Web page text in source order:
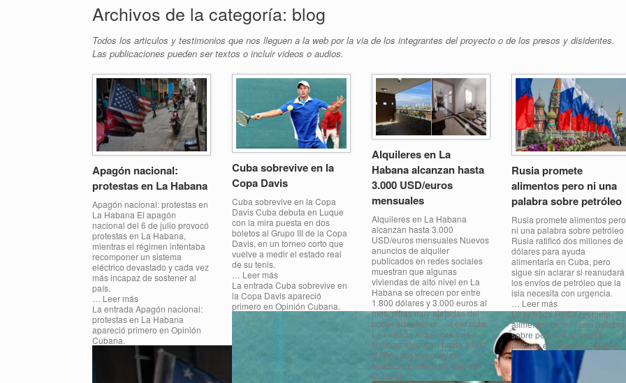
Archivos de la categoría: blog
Todos los articulos y testimonios que nos lleguen a la web por la via de los integrantes del proyecto o de los presos y disidentes.
Las publicaciones pueden ser textos o incluir videos o audios.
Apagón nacional:
protestas en La Habana
Apagón nacional: protestas en
La Habana El apagón
nacional del 6 de julio provocó
protestas en La Habana,
mientras el régimen intentaba
recomponer un sistema
eléctrico devastado y cada vez
más incapaz de sostener al
país.
… Leer más
La entrada Apagón nacional:
protestas en La Habana
apareció primero en Opinión
Cubana.
Cuba sobrevive en la
Copa Davis
Cuba sobrevive en la Copa
Davis Cuba debuta en Luque
con la mira puesta en dos
boletos al Grupo III de la Copa
Davis, en un torneo corto que
vuelve a medir el estado real
de su tenis.
… Leer más
La entrada Cuba sobrevive en
la Copa Davis apareció
primero en Opinión Cubana.
Alquileres en La
Habana alcanzan hasta
3.000 USD/euros
mensuales
Alquileres en La Habana
alcanzan hasta 3.000
USD/euros mensuales Nuevos
anuncios de alquiler
publicados en redes sociales
muestran que algunas
viviendas de alto nivel en La
Habana se ofrecen por entre
1.800 dólares y 3.000 euros al
mes, cifras muy alejadas del
poder adquisitivo … Leer más
La entrada Alquileres en La
Habana alcanzan hasta 3.000
USD/euros mensuales
apareció primero en Opinión
Cubana.
Rusia promete
alimentos pero ni una
palabra sobre petróleo
Rusia promete alimentos pero
ni una palabra sobre petróleo
Rusia ratificó dos millones de
dólares para ayuda
alimentaria en Cuba, pero
sigue sin aclarar si reanudará
los envíos de petróleo que la
isla necesita con urgencia.
… Leer más
La entrada Rusia promete
alimentos pero ni una palabra
sobre petróleo apareció
primero en Opinión Cubana.